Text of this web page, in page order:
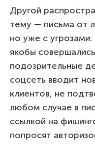
Другой
тему — письма от
но уже с
якобы
подозрительные
соцсеть вводит
клиентов, не
любом случае в
ссылкой на
попросят